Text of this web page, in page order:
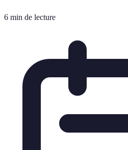
6 min de lecture